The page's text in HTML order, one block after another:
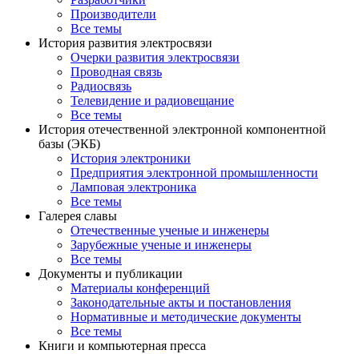
Производители
Все темы
История развития электросвязи
Очерки развития электросвязи
Проводная связь
Радиосвязь
Телевидение и радиовещание
Все темы
История отечественной электронной компонентной
базы (ЭКБ)
История электроники
Предприятия электронной промышленности
Ламповая электроника
Все темы
Галерея славы
Отечественные ученые и инженеры
Зарубежные ученые и инженеры
Все темы
Документы и публикации
Материалы конференций
Законодательные акты и постановления
Нормативные и методические документы
Все темы
Книги и компьютерная пресса